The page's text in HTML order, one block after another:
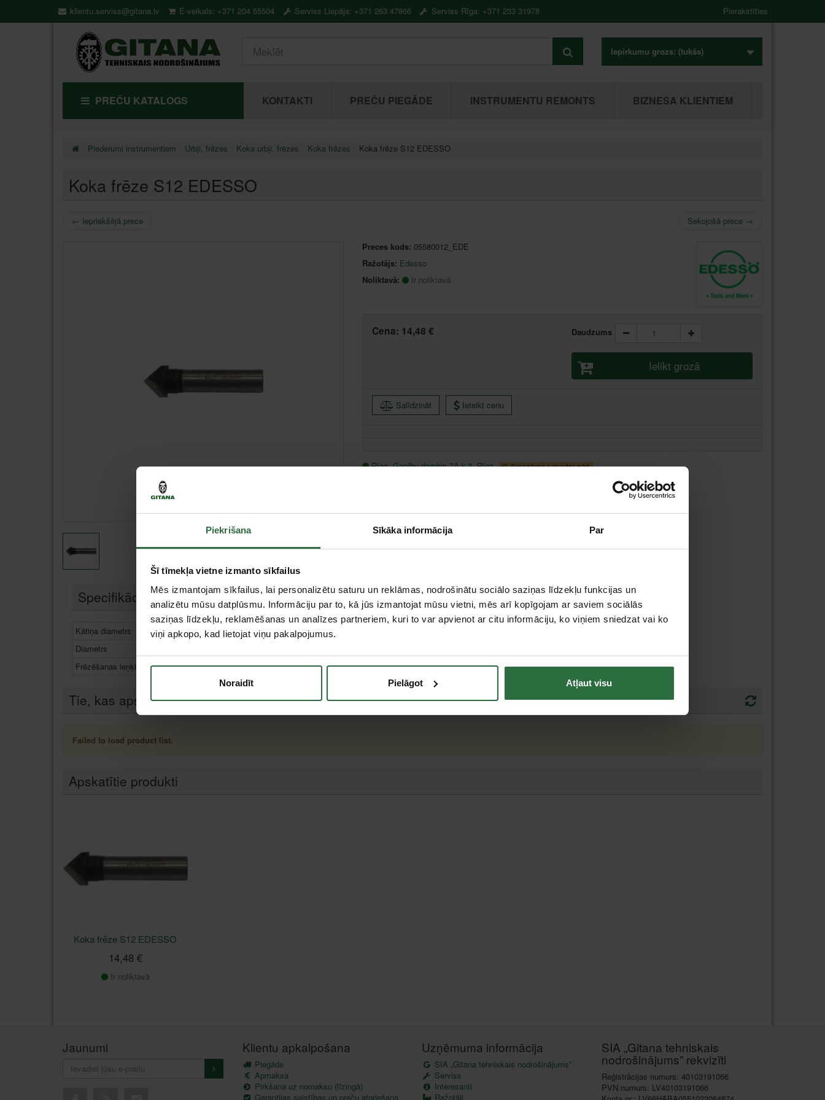
Piekrišana Sīkāka informācija Par
Šī tīmekļa vietne izmanto sīkfailus
Mēs izmantojam sīkfailus, lai personalizētu saturu un reklāmas, nodrošinātu sociālo saziņas līdzekļu funkcijas un
analizētu mūsu datplūsmu. Informāciju par to, kā jūs izmantojat mūsu vietni, mēs arī kopīgojam ar saviem sociālās
saziņas līdzekļu, reklamēšanas un analīzes partneriem, kuri to var apvienot ar citu informāciju, ko viņiem sniedzat vai ko
viņi apkopo, kad lietojat viņu pakalpojumus.
Noraidīt Pielāgot Atļaut visu
klientu.serviss@gitana.lv E-veikals: +371 204 55504 Serviss Liepāja: +371 263 47866 Serviss Rīga: +371 233 31978 Pierakstīties
Iepirkumu grozs: (tukšs)
PREČU KATALOGS KONTAKTI PREČU PIEGĀDE INSTRUMENTU REMONTS BIZNESA KLIENTIEM
Piederumi instrumentiem Urbji, frēzes Koka urbji, frēzes Koka frēzes Koka frēze S12 EDESSO
Koka frēze S12 EDESSO
← Iepriekšējā prece Sekojošā prece →
Preces kods: 05580012_EDE
Ražotājs: Edesso
Noliktavā:
Ir noliktavā
Cena: 14,48 € Daudzums
Ielikt grozā
Salīdzināt Ieteikt cenu
Rīga, Ganību dambis 7A k-3, Rīga Saņemšana 1 stundas laikā
Specifikācija
Kātiņa diametrs
8 mm
Diametrs
Frēzēšanas leņķis
90°
Tie, kas apskatīja šo preci, tāpat interesējās par...
Failed to load product list.
Apskatītie produkti
Koka frēze S12 EDESSO
14,48 €
Ir noliktavā
Jaunumi Klientu apkalpošana
Piegāde
Apmaksa
Pirkšana uz nomaksu (līzingā)
Garantijas saistības un preču atgriešana
Uzņēmuma informācija
SIA „Gitana tehniskais nodrošinājums”
Serviss
Interesanti
Ražotāji
SIA „Gitana tehniskais
nodrošinājums” rekvizīti
Reģistrācijas numurs: 40103191066
PVN numurs: LV40103191066